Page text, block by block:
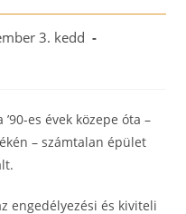
3. kedd
’90-es évek közepe óta –
– számtalan épület
engedélyezési és kiviteli